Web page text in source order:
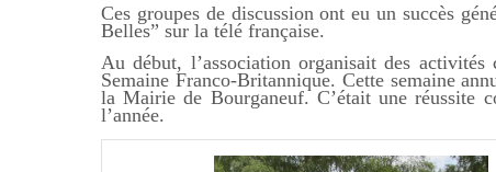
Ces groupes de discussion ont eu un succès
Belles” sur la télé française.
Au début, l’association organisait des
Semaine Franco-Britannique. Cette semaine
la Mairie de Bourganeuf. C’était une réussite
l’année.